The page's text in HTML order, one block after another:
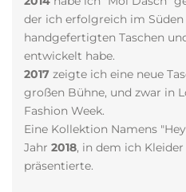
der ich erfolgreich im
handgefertigten Taschen
entwickelt habe.
2017 zeigte ich eine neue
großen Bühne, und zwar in
Fashion Week.
Eine Kollektion Namens
Jahr 2018, in dem ich
präsentierte.